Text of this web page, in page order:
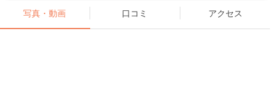
写真・動画 口コミ アクセス